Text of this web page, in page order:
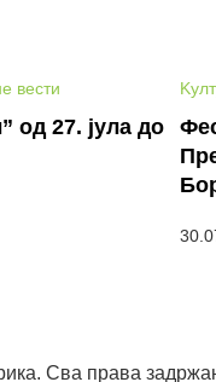
вести
од 27. јула до
Сва права